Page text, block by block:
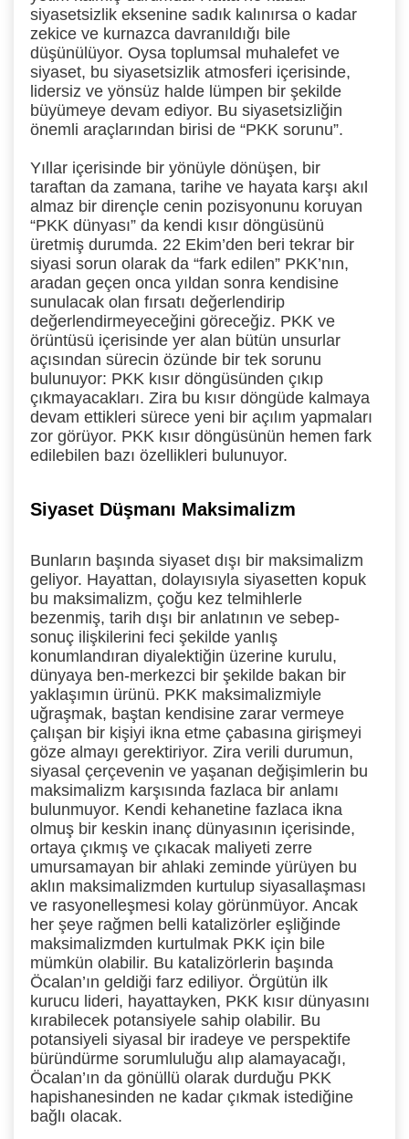
siyasetsizlik eksenine sadık kalınırsa o kadar
zekice ve kurnazca davranıldığı bile
düşünülüyor. Oysa toplumsal muhalefet ve
siyaset, bu siyasetsizlik atmosferi içerisinde,
lidersiz ve yönsüz halde lümpen bir şekilde
büyümeye devam ediyor. Bu siyasetsizliğin
önemli araçlarından birisi de “PKK sorunu”.
Yıllar içerisinde bir yönüyle dönüşen, bir
taraftan da zamana, tarihe ve hayata karşı akıl
almaz bir dirençle cenin pozisyonunu koruyan
“PKK dünyası” da kendi kısır döngüsünü
üretmiş durumda. 22 Ekim’den beri tekrar bir
siyasi sorun olarak da “fark edilen” PKK’nın,
aradan geçen onca yıldan sonra kendisine
sunulacak olan fırsatı değerlendirip
değerlendirmeyeceğini göreceğiz. PKK ve
örüntüsü içerisinde yer alan bütün unsurlar
açısından sürecin özünde bir tek sorunu
bulunuyor: PKK kısır döngüsünden çıkıp
çıkmayacakları. Zira bu kısır döngüde kalmaya
devam ettikleri sürece yeni bir açılım yapmaları
zor görüyor. PKK kısır döngüsünün hemen fark
edilebilen bazı özellikleri bulunuyor.
Siyaset Düşmanı Maksimalizm
Bunların başında siyaset dışı bir maksimalizm
geliyor. Hayattan, dolayısıyla siyasetten kopuk
bu maksimalizm, çoğu kez telmihlerle
bezenmiş, tarih dışı bir anlatının ve sebep-
sonuç ilişkilerini feci şekilde yanlış
konumlandıran diyalektiğin üzerine kurulu,
dünyaya ben-merkezci bir şekilde bakan bir
yaklaşımın ürünü. PKK maksimalizmiyle
uğraşmak, baştan kendisine zarar vermeye
çalışan bir kişiyi ikna etme çabasına girişmeyi
göze almayı gerektiriyor. Zira verili durumun,
siyasal çerçevenin ve yaşanan değişimlerin bu
maksimalizm karşısında fazlaca bir anlamı
bulunmuyor. Kendi kehanetine fazlaca ikna
olmuş bir keskin inanç dünyasının içerisinde,
ortaya çıkmış ve çıkacak maliyeti zerre
umursamayan bir ahlaki zeminde yürüyen bu
aklın maksimalizmden kurtulup siyasallaşması
ve rasyonelleşmesi kolay görünmüyor. Ancak
her şeye rağmen belli katalizörler eşliğinde
maksimalizmden kurtulmak PKK için bile
mümkün olabilir. Bu katalizörlerin başında
Öcalan’ın geldiği farz ediliyor. Örgütün ilk
kurucu lideri, hayattayken, PKK kısır dünyasını
kırabilecek potansiyele sahip olabilir. Bu
potansiyeli siyasal bir iradeye ve perspektife
büründürme sorumluluğu alıp alamayacağı,
Öcalan’ın da gönüllü olarak durduğu PKK
hapishanesinden ne kadar çıkmak istediğine
bağlı olacak.